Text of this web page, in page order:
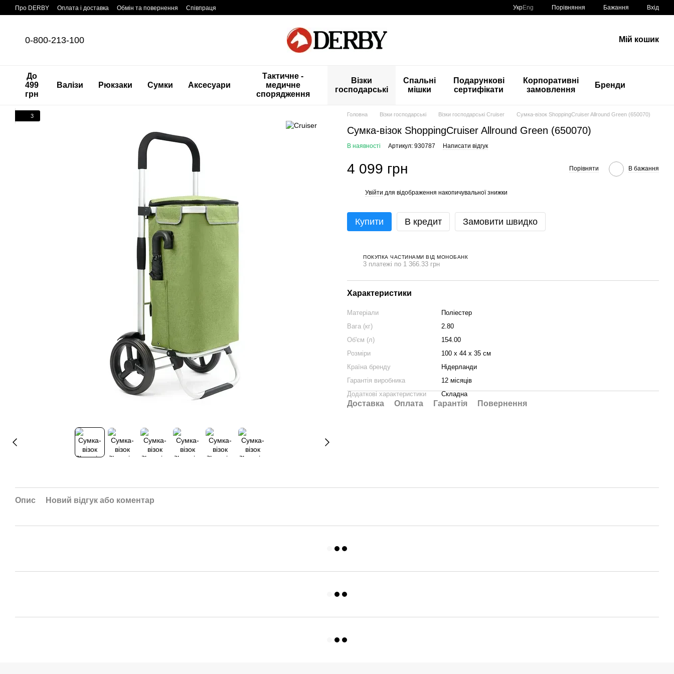
Перейти до основного контенту
Про DERBY Оплата і доставка Обмін та повернення Співпраця УкрEng Порівняння Бажання Вхід
0-800-213-100 Мій кошик
До
499
грн
Валізи Рюкзаки Сумки Аксесуари
Тактичне -
медичне
спорядження
Візки
господарські
Спальні
мішки
Подарункові
сертифікати
Корпоративні
замовлення
Бренди
3 Головна Візки господарські Візки господарські Cruiser Cумка-візок ShoppingCruiser Allround Green (650070)
Cумка-візок ShoppingCruiser Allround Green (650070)
В наявності Артикул: 930787 Написати відгук
4 099 грн Порівняти В бажання
Увійти для відображення накопичувальної знижки
Купити В кредит Замовити швидко
ПОКУПКА ЧАСТИНАМИ ВІД МОНОБАНК
3 платежі по 1 366.33 грн
Характеристики
Матеріали
Поліестер
Вага (кг)
2.80
Об'єм (л)
154.00
Розміри
100 x 44 x 35 см
Країна бренду
Нідерланди
Гарантія виробника
12 місяців
Додаткові характеристики
Складна
Доставка Оплата Гарантія Повернення
Опис Новий відгук або коментар